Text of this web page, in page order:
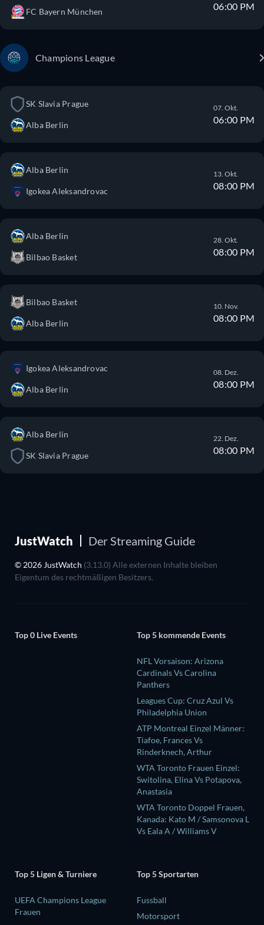
FC Bayern München 06:00 PM
Champions League
SK Slavia Prague
Alba Berlin
07. Okt.
06:00 PM
Alba Berlin
Igokea Aleksandrovac
13. Okt.
08:00 PM
Alba Berlin
Bilbao Basket
28. Okt.
08:00 PM
Bilbao Basket
Alba Berlin
10. Nov.
08:00 PM
Igokea Aleksandrovac
Alba Berlin
08. Dez.
08:00 PM
Alba Berlin
SK Slavia Prague
22. Dez.
08:00 PM
JustWatch Der Streaming Guide
© 2026 JustWatch (3.13.0) Alle externen Inhalte bleiben
Eigentum des rechtmäßigen Besitzers.
Top 0 Live Events Top 5 kommende Events
NFL Vorsaison: Arizona
Cardinals Vs Carolina
Panthers
Leagues Cup: Cruz Azul Vs
Philadelphia Union
ATP Montreal Einzel Männer:
Tiafoe, Frances Vs
Rinderknech, Arthur
WTA Toronto Frauen Einzel:
Switolina, Elina Vs Potapova,
Anastasia
WTA Toronto Doppel Frauen,
Kanada: Kato M / Samsonova L
Vs Eala A / Williams V
Top 5 Ligen & Turniere
UEFA Champions League
Frauen
Top 5 Sportarten
Fussball
Motorsport